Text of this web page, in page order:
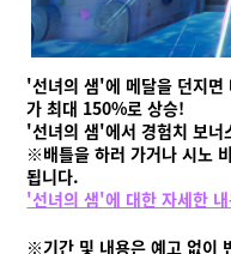
'선녀의 샘'에 메달을 던지면
가 최대 150%로 상승!
'선녀의 샘'에서 경험치 보너
※배틀을 하러 가거나 시노
됩니다.
'선녀의 샘'에 대한 자세한
※기간 및 내용은 예고 없이